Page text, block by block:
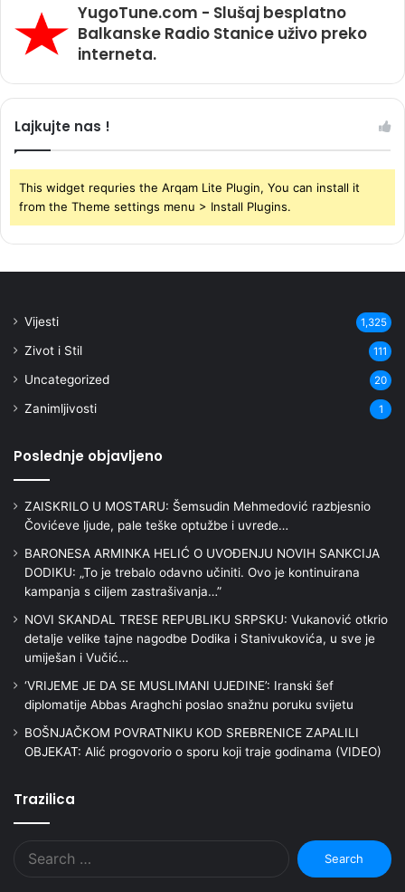
YugoTune.com - Slušaj besplatno
Balkanske Radio Stanice uživo preko
interneta.
Lajkujte nas !
This widget requries the Arqam Lite Plugin, You can install it
from the Theme settings menu > Install Plugins.
Vijesti 1,325
Zivot i Stil 111
Uncategorized 20
Zanimljivosti 1
Poslednje objavljeno
ZAISKRILO U MOSTARU: Šemsudin Mehmedović razbjesnio
Čovićeve ljude, pale teške optužbe i uvrede…
BARONESA ARMINKA HELIĆ O UVOĐENJU NOVIH SANKCIJA
DODIKU: „To je trebalo odavno učiniti. Ovo je kontinuirana
kampanja s ciljem zastrašivanja…”
NOVI SKANDAL TRESE REPUBLIKU SRPSKU: Vukanović otkrio
detalje velike tajne nagodbe Dodika i Stanivukovića, u sve je
umiješan i Vučić…
‘VRIJEME JE DA SE MUSLIMANI UJEDINE’: Iranski šef
diplomatije Abbas Araghchi poslao snažnu poruku svijetu
BOŠNJAČKOM POVRATNIKU KOD SREBRENICE ZAPALILI
OBJEKAT: Alić progovorio o sporu koji traje godinama (VIDEO)
Trazilica
Search
for: